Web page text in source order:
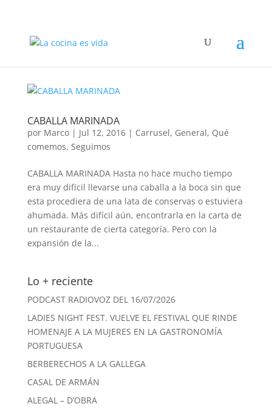
CABALLA MARINADA
por Marco| Jul 12, 2016| Carrusel, General, Qué
comemos, Seguimos
CABALLA MARINADA Hasta no hace mucho tiempo
era muy difícil llevarse una caballa a la boca sin que
esta procediera de una lata de conservas o estuviera
ahumada. Más difícil aún, encontrarla en la carta de
un restaurante de cierta categoría. Pero con la
expansión de la...
Lo + reciente
PODCAST RADIOVOZ DEL 16/07/2026
LADIES NIGHT FEST. VUELVE EL FESTIVAL QUE RINDE
HOMENAJE A LA MUJERES EN LA GASTRONOMÍA
PORTUGUESA
BERBERECHOS A LA GALLEGA
CASAL DE ARMÁN
ALEGAL – D’OBRA